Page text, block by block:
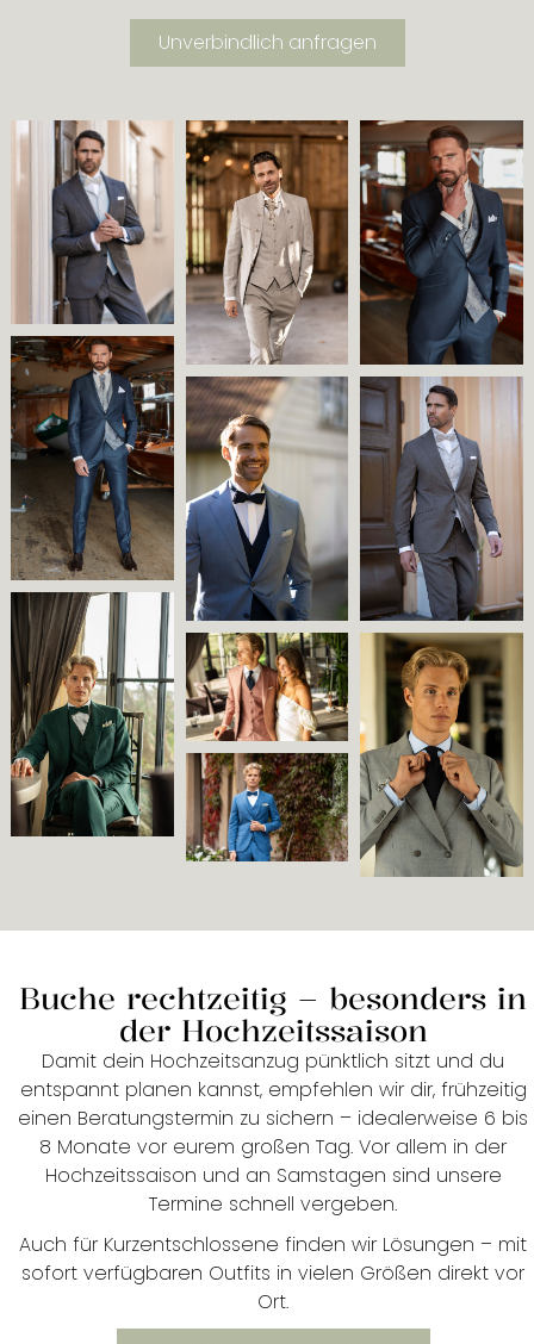
Unverbindlich anfragen
Buche rechtzeitig – besonders in
der Hochzeitssaison
Damit dein Hochzeitsanzug pünktlich sitzt und du
entspannt planen kannst, empfehlen wir dir, frühzeitig
einen Beratungstermin zu sichern – idealerweise 6 bis
8 Monate vor eurem großen Tag. Vor allem in der
Hochzeitssaison und an Samstagen sind unsere
Termine schnell vergeben.
Auch für Kurzentschlossene finden wir Lösungen – mit
sofort verfügbaren Outfits in vielen Größen direkt vor
Ort.